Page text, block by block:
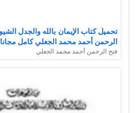
الرحمن أحمد محمد الجعلي كامل مجانا
فتح الرحمن أحمد محمد الجعلي